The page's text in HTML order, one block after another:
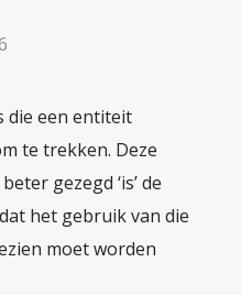
die een entiteit
te trekken. Deze
gezegd ‘is’ de
het gebruik van die
moet worden